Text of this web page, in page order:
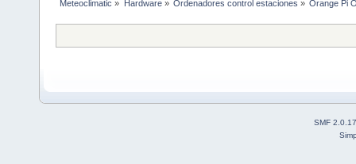
Meteoclimatic » Hardware» Ordenadores control estaciones » Orange Pi
SMF 2.0.17